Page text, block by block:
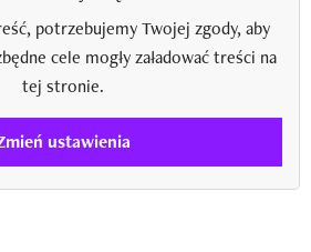
potrzebujemy Twojej zgody, aby
cele mogły załadować treści na
tej stronie.
ustawienia